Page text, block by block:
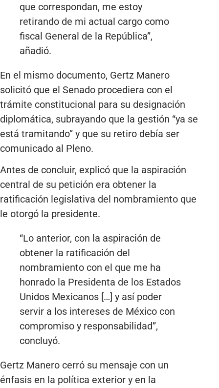
que correspondan, me estoy
retirando de mi actual cargo como
fiscal General de la República”,
añadió.
En el mismo documento, Gertz Manero
solicitó que el Senado procediera con el
trámite constitucional para su designación
diplomática, subrayando que la gestión “ya se
está tramitando” y que su retiro debía ser
comunicado al Pleno.
Antes de concluir, explicó que la aspiración
central de su petición era obtener la
ratificación legislativa del nombramiento que
le otorgó la presidente.
“Lo anterior, con la aspiración de
obtener la ratificación del
nombramiento con el que me ha
honrado la Presidenta de los Estados
Unidos Mexicanos […] y así poder
servir a los intereses de México con
compromiso y responsabilidad”,
concluyó.
Gertz Manero cerró su mensaje con un
énfasis en la política exterior y en la